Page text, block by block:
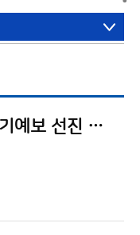
[2021-08] 사업내역서_장기예보 선진 서비스 체계 구축